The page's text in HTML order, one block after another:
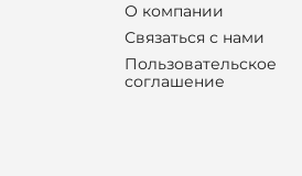
О компании
Связаться с нами
Пользовательское
соглашение